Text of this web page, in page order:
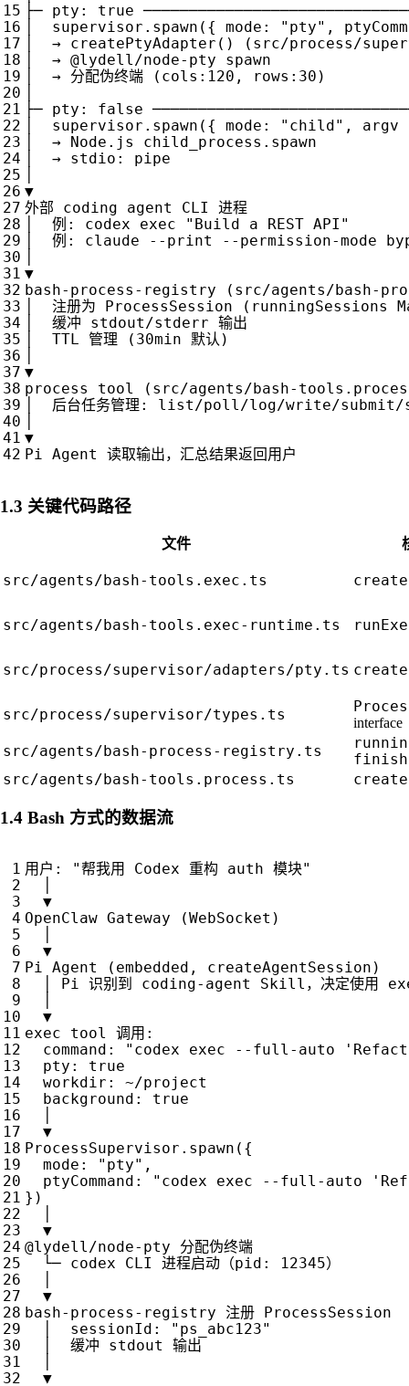
├─ pty : true
supervisor . spawn ({ mode : "pty" ,
→ createPtyAdapter () ( src/process /
→ @lydell /node- pty
spawn
→ 分配伪终端 ( cols : 120 , rows : 30 )
├─ pty : false
supervisor . spawn ({ mode : "child" , argv
→ Node . js child_process . spawn
→ stdio :
pipe
▼
外部
coding agent CLI
进程
例 : codex exec
"Build a REST API"
例 : claude -- print -- permission-mode
▼
bash- process - registry ( src/agents /bash-
注册为 ProcessSession ( runningSessions
缓冲 stdout /stderr 输出
TTL 管理 ( 30min 默认 )
▼
process
tool ( src/agents /bash- tools .
后台任务管理 : list /poll /log/write/submit /
▼
Pi
Agent 读取输出，汇总结果返回用户
1.3 关键代码路径
文件
src/agents/bash-tools.exec.ts
src/agents/bash-tools.exec-runtime.ts
src/process/supervisor/adapters/pty.ts
src/process/supervisor/types.ts interface
src/agents/bash-process-registry.ts
src/agents/bash-tools.process.ts
1.4 Bash 方式的数据流
用户 :
"帮我用 Codex 重构 auth 模块"
▼
OpenClaw Gateway (WebSocket )
▼
Pi Agent ( embedded , createAgentSession )
Pi 识别到 coding- agent Skill ，决定使用
▼
exec
tool 调用 :
command :
"codex exec --full-auto
pty :
true
workdir : ~/project
background :
true
▼
ProcessSupervisor . spawn ({
mode : "pty" ,
ptyCommand :
"codex exec --full-auto
})
▼
@lydell/node- pty
分配伪终端
└─ codex CLI 进程启动（pid : 12345）
▼
bash- process - registry 注册
ProcessSession
sessionId :
"ps_abc123"
缓冲 stdout
输出
▼